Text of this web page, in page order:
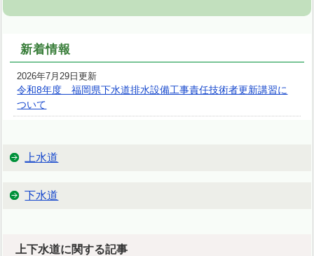
新着情報
2026年7月29日更新
令和8年度 福岡県下水道排水設備工事責任技術者更新講習に
ついて
上水道
下水道
上下水道に関する記事